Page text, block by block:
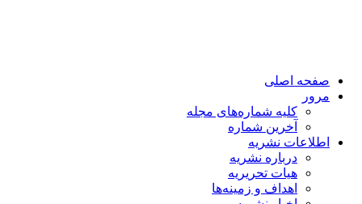
صفحه اصلی
مرور
کلیه شماره‌های مجله
آخرین شماره
اطلاعات نشریه
درباره نشریه
هیات تحریریه
اهداف و زمینه‌ها